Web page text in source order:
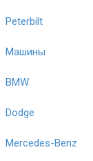
Peterbilt
Машины
BMW
Dodge
Mercedes-Benz